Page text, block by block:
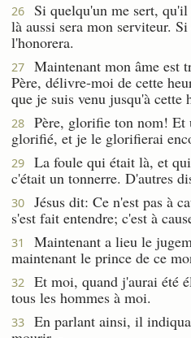
26
Si quelqu'un me sert,
là aussi sera mon serviteur.
l'honorera.
27
Maintenant mon âme est
Père, délivre-moi de cette
que je suis venu jusqu'à cette
28
Père, glorifie ton nom!
glorifié, et je le glorifierai
29
La foule qui était là, et
c'était un tonnerre. D'autres
30
Jésus dit: Ce n'est pas à
s'est fait entendre; c'est à
31
Maintenant a lieu le
maintenant le prince de ce
32
Et moi, quand j'aurai été
tous les hommes à moi.
33
En parlant ainsi, il